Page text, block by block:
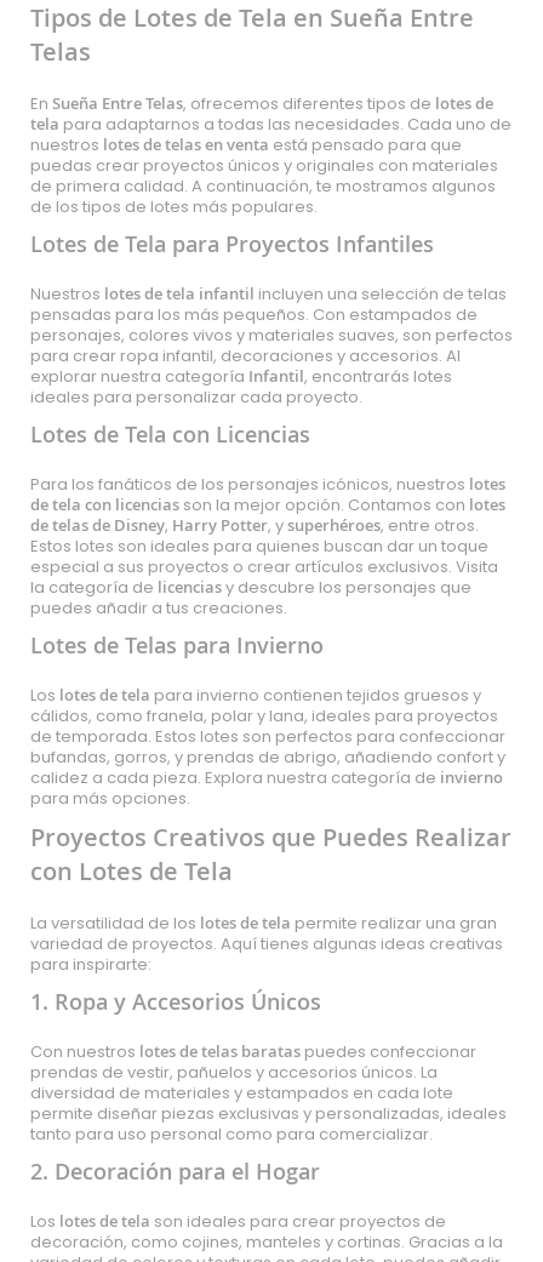
Tipos de Lotes de Tela en Sueña Entre
Telas
En Sueña Entre Telas, ofrecemos diferentes tipos de lotes de
tela para adaptarnos a todas las necesidades. Cada uno de
nuestros lotes de telas en venta está pensado para que
puedas crear proyectos únicos y originales con materiales
de primera calidad. A continuación, te mostramos algunos
de los tipos de lotes más populares.
Lotes de Tela para Proyectos Infantiles
Nuestros lotes de tela infantil incluyen una selección de telas
pensadas para los más pequeños. Con estampados de
personajes, colores vivos y materiales suaves, son perfectos
para crear ropa infantil, decoraciones y accesorios. Al
explorar nuestra categoría Infantil, encontrarás lotes
ideales para personalizar cada proyecto.
Lotes de Tela con Licencias
Para los fanáticos de los personajes icónicos, nuestros lotes
de tela con licencias son la mejor opción. Contamos con lotes
de telas de Disney, Harry Potter, ysuperhéroes, entre otros.
Estos lotes son ideales para quienes buscan dar un toque
especial a sus proyectos o crear artículos exclusivos. Visita
la categoría de licenciasy descubre los personajes que
puedes añadir a tus creaciones.
Lotes de Telas para Invierno
Los lotes de tela para invierno contienen tejidos gruesos y
cálidos, como franela, polar y lana, ideales para proyectos
de temporada. Estos lotes son perfectos para confeccionar
bufandas, gorros, y prendas de abrigo, añadiendo confort y
calidez a cada pieza. Explora nuestra categoría de invierno
para más opciones.
Proyectos Creativos que Puedes Realizar
con Lotes de Tela
La versatilidad de los lotes de tela permite realizar una gran
variedad de proyectos. Aquí tienes algunas ideas creativas
para inspirarte:
1. Ropa y Accesorios Únicos
Con nuestros lotes de telas baratas puedes confeccionar
prendas de vestir, pañuelos y accesorios únicos. La
diversidad de materiales y estampados en cada lote
permite diseñar piezas exclusivas y personalizadas, ideales
tanto para uso personal como para comercializar.
2. Decoración para el Hogar
Los lotes de tela son ideales para crear proyectos de
decoración, como cojines, manteles y cortinas. Gracias a la